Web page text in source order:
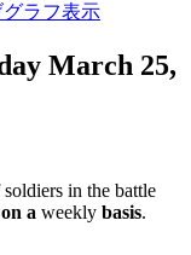
ラフ表示
March 25,
in the battle
on a weekly basis.